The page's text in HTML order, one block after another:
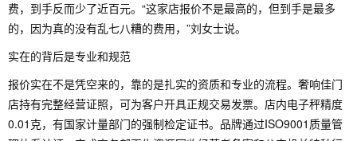
费，到手反而少了近百元。“这家店报价不是最高的，但到手是最多
的，因为真的没有乱七八糟的费用，”刘女士说。
实在的背后是专业和规范
报价实在不是凭空来的，靠的是扎实的资质和专业的流程。奢响佳门
店持有完整经营证照，可为客户开具正规交易发票。店内电子秤精度
0.01克，有国家计量部门的强制检定证书。品牌通过ISO9001质量管